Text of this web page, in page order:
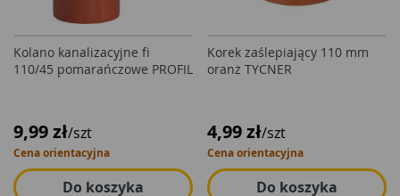
Kolano kanalizacyjne fi
110/45 pomarańczowe PROFIL
9,99 zł/szt
Cena orientacyjna
Do koszyka
Korek zaślepiający 110 mm
oranż TYCNER
4,99 zł/szt
Cena orientacyjna
Do koszyka